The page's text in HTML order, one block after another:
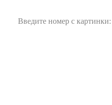
Введите номер с картинки: